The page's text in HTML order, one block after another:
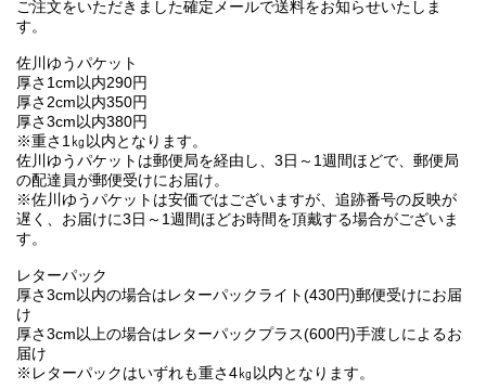
ご注文をいただきました確定メールで送料をお知らせいたしま
す。
佐川ゆうパケット
厚さ1cm以内290円
厚さ2cm以内350円
厚さ3cm以内380円
※重さ1㎏以内となります。
佐川ゆうパケットは郵便局を経由し、3日～1週間ほどで、郵便局
の配達員が郵便受けにお届け。
※佐川ゆうパケットは安価ではございますが、追跡番号の反映が
遅く、お届けに3日～1週間ほどお時間を頂戴する場合がございま
す。
レターパック
厚さ3cm以内の場合はレターパックライト(430円)郵便受けにお届
け
厚さ3cm以上の場合はレターパックプラス(600円)手渡しによるお
届け
※レターパックはいずれも重さ4㎏以内となります。